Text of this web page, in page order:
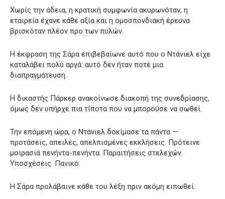
Χωρίς την άδεια, η κρατική συμφωνία ακυρωνόταν, η
εταιρεία έχανε κάθε αξία και η ομοσπονδιακή έρευνα
βρισκόταν πλέον προ των πυλών.
Η έκφραση της Σάρα επιβεβαίωνε αυτό που ο Ντάνιελ είχε
καταλάβει πολύ αργά: αυτό δεν ήταν ποτέ μια
διαπραγμάτευση.
Η δικαστής Πάρκερ ανακοίνωσε διακοπή της συνεδρίασης,
όμως δεν υπήρχε πια τίποτα που να μπορούσε να σωθεί.
Την επόμενη ώρα, ο Ντάνιελ δοκίμασε τα πάντα —
προτάσεις, απειλές, απελπισμένες εκκλήσεις. Πρότεινε
μοιρασιά πενήντα-πενήντα. Παραιτήσεις στελεχών.
Υποσχέσεις. Πανικό.
Η Σάρα προλάβαινε κάθε του λέξη πριν ακόμη ειπωθεί.